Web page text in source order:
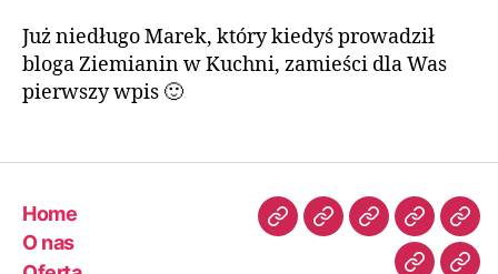
Już niedługo Marek, który kiedyś prowadził
bloga Ziemianin w Kuchni, zamieści dla Was
pierwszy wpis 🙂
Home
O nas